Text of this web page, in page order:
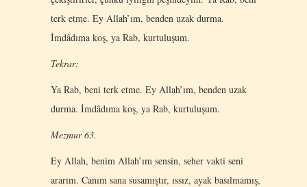
terk etme. Ey Allah’ım, benden uzak durma.
İmdâdıma koş, ya Rab, kurtuluşum.
Tekrar:
Ya Rab, beni terk etme. Ey Allah’ım, benden uzak
durma. İmdâdıma koş, ya Rab, kurtuluşum.
Mezmur 63.
Ey Allah, benim Allah’ım sensin, seher vakti seni
ararım. Canım sana susamıştır, ıssız, ayak basılmamış,